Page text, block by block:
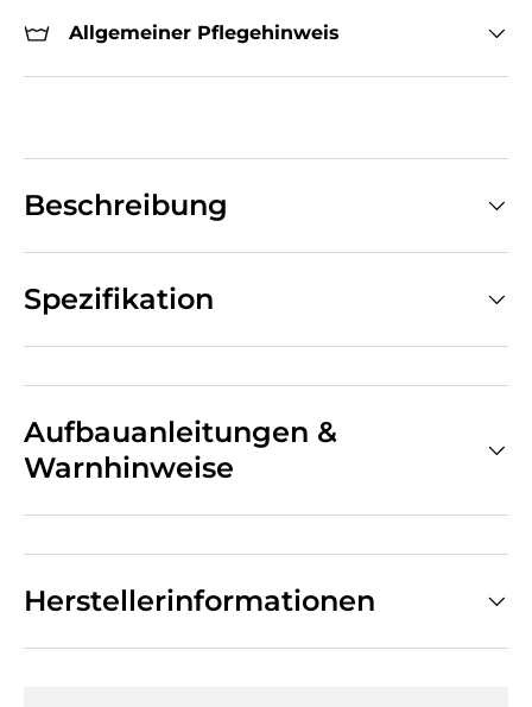
Allgemeiner Pflegehinweis
Beschreibung
Spezifikation
Aufbauanleitungen &
Warnhinweise
Herstellerinformationen